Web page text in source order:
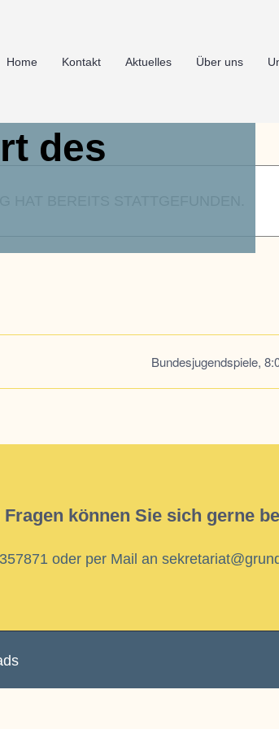
Home Kontakt Aktuelles Über uns
HAT BEREITS STATTGEFUNDEN.
des
Bundesjugendspiele,
Fragen können Sie sich gerne
oder per Mail an